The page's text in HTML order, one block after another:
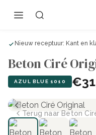
Nieuw receptuur: Kant en
Beton Ciré
AZUL BLUE 1010
Terug naar Beton